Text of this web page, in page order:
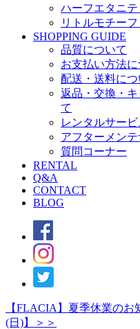
ハーフエタニ
リトルモチー
SHOPPING GUIDE
品質について
お支払い方法に
配送・送料につ
返品・交換・
て
レンタルサー
アフターメンテ
質問コーナー
RENTAL
Q&A
CONTACT
BLOG
【FLACIA】夏季休業のお
(日)】＞＞